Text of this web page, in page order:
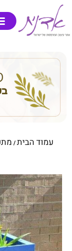
עמוד הבית/